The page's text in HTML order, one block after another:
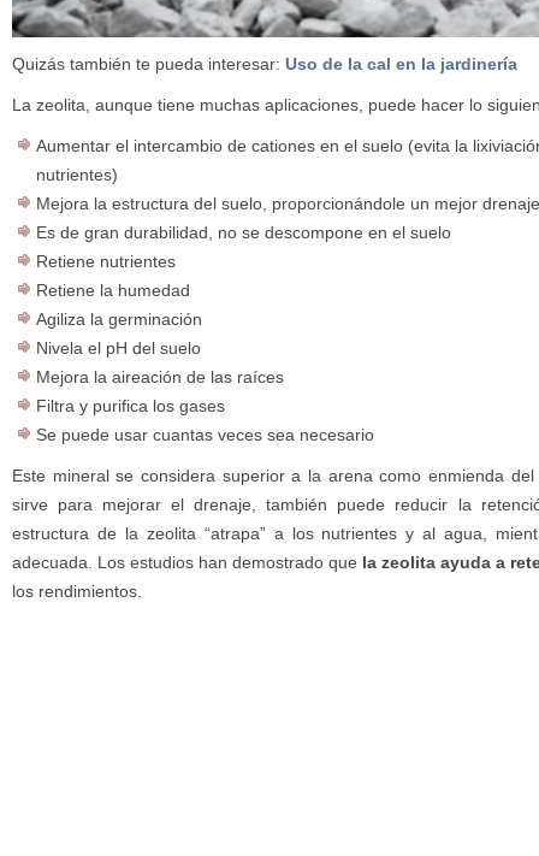
Quizás también te pueda interesar: Uso de la cal en la jardinería
La zeolita, aunque tiene muchas aplicaciones, puede hacer lo
Aumentar el intercambio de cationes en el suelo (evita la
nutrientes)
Mejora la estructura del suelo, proporcionándole un mejor drenaje
Es de gran durabilidad, no se descompone en el suelo
Retiene nutrientes
Retiene la humedad
Agiliza la germinación
Nivela el pH del suelo
Mejora la aireación de las raíces
Filtra y purifica los gases
Se puede usar cuantas veces sea necesario
Este mineral se considera superior a la arena como enmienda
sirve para mejorar el drenaje, también puede reducir la
estructura de la zeolita “atrapa” a los nutrientes y al agua,
adecuada. Los estudios han demostrado que la zeolita ayuda a
los rendimientos.